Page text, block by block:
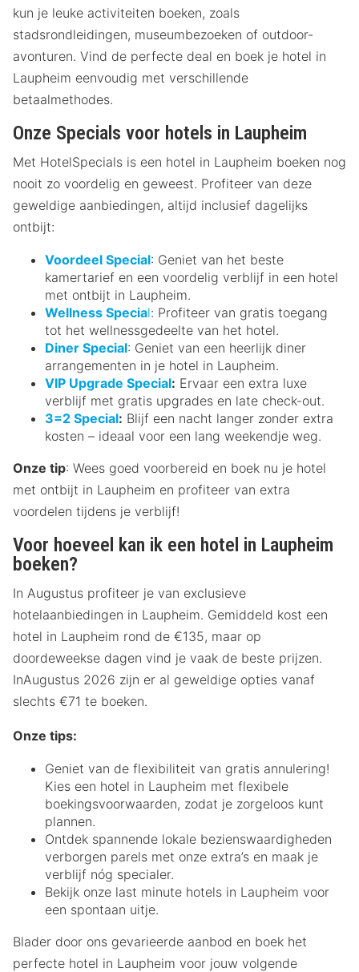
kun je leuke activiteiten boeken, zoals
stadsrondleidingen, museumbezoeken of outdoor-
avonturen. Vind de perfecte deal en boek je hotel in
Laupheim eenvoudig met verschillende
betaalmethodes.
Onze Specials voor hotels in Laupheim
Met HotelSpecials is een hotel in Laupheim boeken nog
nooit zo voordelig en geweest. Profiteer van deze
geweldige aanbiedingen, altijd inclusief dagelijks
ontbijt:
Voordeel Special: Geniet van het beste
kamertarief en een voordelig verblijf in een hotel
met ontbijt in Laupheim.
Wellness Special: Profiteer van gratis toegang
tot het wellnessgedeelte van het hotel.
Diner Special: Geniet van een heerlijk diner
arrangementen in je hotel in Laupheim.
VIP Upgrade Special: Ervaar een extra luxe
verblijf met gratis upgrades en late check-out.
3=2 Special: Blijf een nacht langer zonder extra
kosten – ideaal voor een lang weekendje weg.
Onze tip: Wees goed voorbereid en boek nu je hotel
met ontbijt in Laupheim en profiteer van extra
voordelen tijdens je verblijf!
Voor hoeveel kan ik een hotel in Laupheim
boeken?
In Augustus profiteer je van exclusieve
hotelaanbiedingen in Laupheim. Gemiddeld kost een
hotel in Laupheim rond de €135, maar op
doordeweekse dagen vind je vaak de beste prijzen.
InAugustus 2026 zijn er al geweldige opties vanaf
slechts €71 te boeken.
Onze tips:
Geniet van de flexibiliteit van gratis annulering!
Kies een hotel in Laupheim met flexibele
boekingsvoorwaarden, zodat je zorgeloos kunt
plannen.
Ontdek spannende lokale bezienswaardigheden
verborgen parels met onze extra’s en maak je
verblijf nóg specialer.
Bekijk onze last minute hotels in Laupheim voor
een spontaan uitje.
Blader door ons gevarieerde aanbod en boek het
perfecte hotel in Laupheim voor jouw volgende